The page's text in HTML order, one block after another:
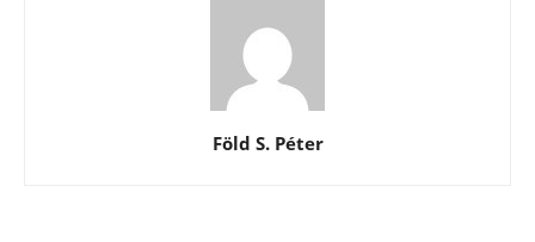
Föld S. Péter